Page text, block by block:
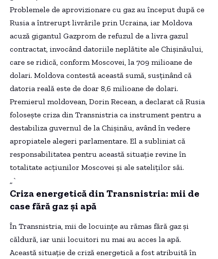
Problemele de aprovizionare cu gaz au început după ce
Rusia a întrerupt livrările prin Ucraina, iar Moldova
acuză gigantul Gazprom de refuzul de a livra gazul
contractat, invocând datoriile neplătite ale Chişinăului,
care se ridică, conform Moscovei, la 709 milioane de
dolari. Moldova contestă această sumă, susținând că
datoria reală este de doar 8,6 milioane de dolari.
Premierul moldovean, Dorin Recean, a declarat că Rusia
folosește criza din Transnistria ca instrument pentru a
destabiliza guvernul de la Chișinău, având în vedere
apropiatele alegeri parlamentare. El a subliniat că
responsabilitatea pentru această situație revine în
totalitate acțiunilor Moscovei și ale sateliților săi.
„`
Criza energetică din Transnistria: mii de
case fără gaz și apă
În Transnistria, mii de locuințe au rămas fără gaz și
căldură, iar unii locuitori nu mai au acces la apă.
Această situație de criză energetică a fost atribuită în